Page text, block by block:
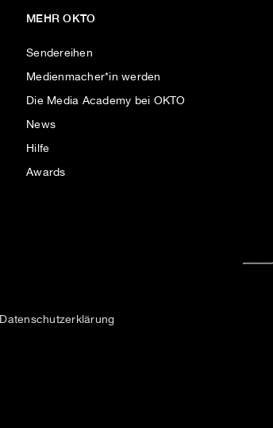
MEHR OKTO
Sendereihen
Medienmacher*in werden
Die Media Academy bei OKTO
News
Hilfe
Awards
Datenschutzerklärung